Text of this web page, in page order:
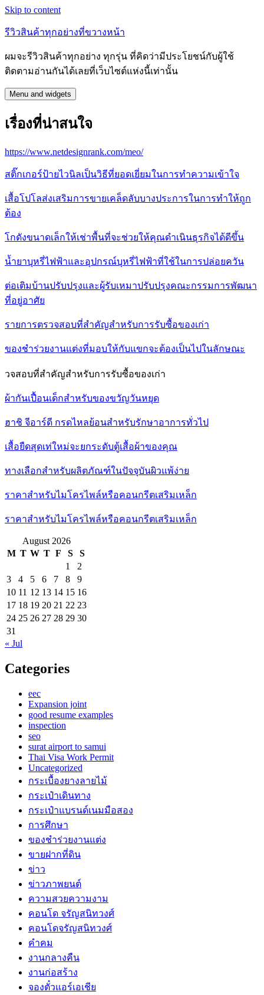
Skip to content
รีวิวสินค้าทุกอย่างที่ขวางหน้า
ผมจะรีวิวสินค้าทุกอย่าง ทุกรุ่น ที่คิดว่ามีประโยชน์กับผู้ใช้
ติดตามอ่านกันได้เลยที่เว็บไซต์แห่งนี้เท่านั้น
Menu and widgets
เรื่องที่น่าสนใจ
https://www.netdesignrank.com/meo/
สติ๊กเกอร์ป้ายไวนิลเป็นวิธีที่ยอดเยี่ยมในการทำความเข้าใจ
เสื้อโปโลส่งเสริมการขายเคล็ดลับบางประการในการทำให้ถูก
ต้อง
โกดังขนาดเล็กให้เช่าพื้นที่จะช่วยให้คุณดำเนินธุรกิจได้ดีขึ้น
น้ำยาบุหรี่ไฟฟ้าและอุปกรณ์บุหรี่ไฟฟ้าที่ใช้ในการปล่อยควัน
ต่อเติมบ้านปรับปรุงและผู้รับเหมาปรับปรุงคณะกรรมการพัฒนา
ที่อยู่อาศัย
รายการตรวจสอบที่สำคัญสำหรับการรับซื้อของเก่า
ของชำร่วยงานแต่งที่มอบให้กับแขกจะต้องเป็นไปในลักษณะ
วจสอบที่สำคัญสำหรับการรับซื้อของเก่า
ผ้ากันเปื้อนเด็กสำหรับของขวัญวันหยุด
ฮาชิ จีอาร์ดี กรดไหลย้อนสำหรับรักษาอาการทั่วไป
เสื้อยืดสุดเท่ใหม่จะยกระดับตู้เสื้อผ้าของคุณ
ทางเลือกสำหรับผลิตภัณฑ์ในปัจจุบันผิวแพ้ง่าย
ราคาสำหรับไมโครไพล์หรือคอนกรีตเสริมเหล็ก
ราคาสำหรับไมโครไพล์หรือคอนกรีตเสริมเหล็ก
August 2026
M T W T F S
S
1
2
3
4 5 6 7 8
9
10 11 12 13 14 15 16
17 18 19 20 21 22 23
24 25 26 27 28 29 30
31
« Jul
Categories
eec
Expansion joint
good resume examples
inspection
seo
surat airport to samui
Thai Visa Work Permit
Uncategorized
กระเบื้องยางลายไม้
กระเป๋าเดินทาง
กระเป๋าแบรนด์เนมมือสอง
การศึกษา
ของชำร่วยงานแต่ง
ขายฝากที่ดิน
ข่าว
ข่าวภาพยนต์
ความสวยความงาม
คอนโด จรัญสนิทวงศ์
คอนโดจรัญสนิทวงศ์
คำคม
งานกลางคืน
งานก่อสร้าง
จองตั๋วแอร์เอเชีย